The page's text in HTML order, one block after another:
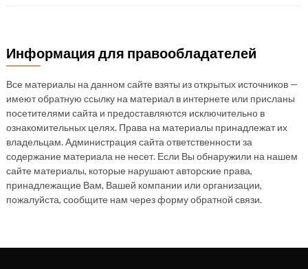
Информация для правообладателей
Все материалы на данном сайте взяты из открытых источников —
имеют обратную ссылку на материал в интернете или присланы
посетителями сайта и предоставляются исключительно в
ознакомительных целях. Права на материалы принадлежат их
владельцам. Администрация сайта ответственности за
содержание материала не несет. Если Вы обнаружили на нашем
сайте материалы, которые нарушают авторские права,
принадлежащие Вам, Вашей компании или организации,
пожалуйста, сообщите нам через форму обратной связи.